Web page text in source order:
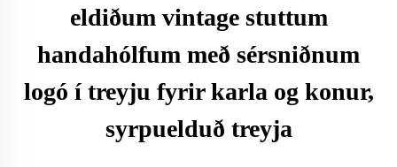
eldiðum vintage stuttum
handahólfum með sérsniðnum
logó í treyju fyrir karla og konur,
syrpuelduð treyja